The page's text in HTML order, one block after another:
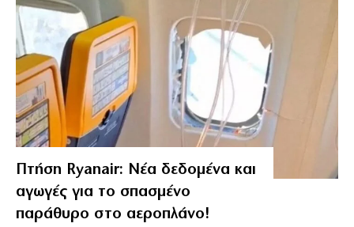
Πτήση Ryanair: Νέα δεδομένα και
αγωγές για το σπασμένο
παράθυρο στο αεροπλάνο!